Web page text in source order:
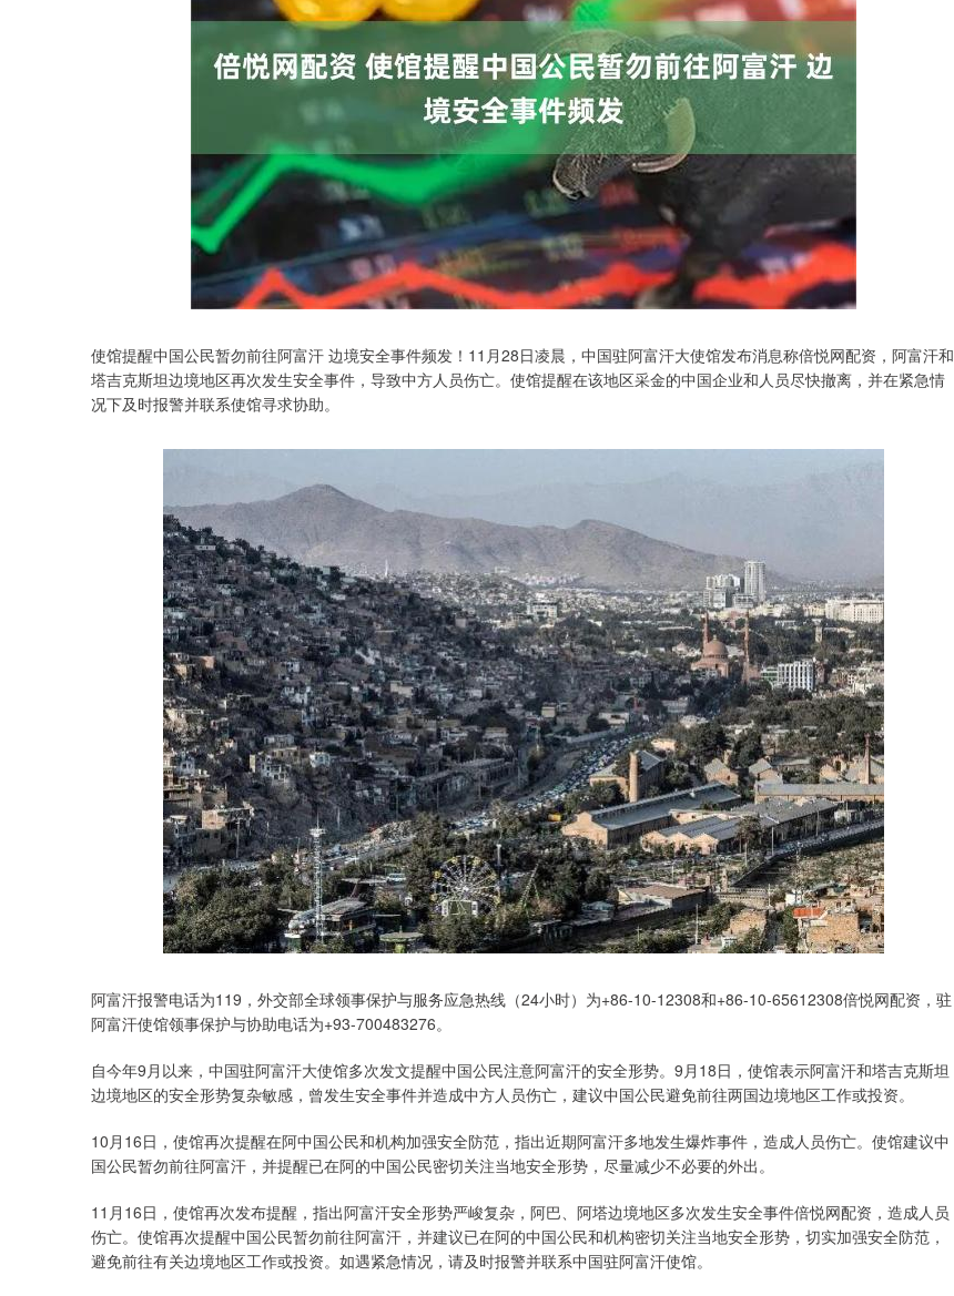
使馆提醒中国公民暂勿前往阿富汗 边境安全事件频发！11月28日凌晨，中国驻阿富汗大使馆发布消息称倍悦网配资，阿富汗和
塔吉克斯坦边境地区再次发生安全事件，导致中方人员伤亡。使馆提醒在该地区采金的中国企业和人员尽快撤离，并在紧急情
况下及时报警并联系使馆寻求协助。
阿富汗报警电话为119，外交部全球领事保护与服务应急热线（24小时）为+86-10-12308和+86-10-65612308倍悦网配资，驻
阿富汗使馆领事保护与协助电话为+93-700483276。
自今年9月以来，中国驻阿富汗大使馆多次发文提醒中国公民注意阿富汗的安全形势。9月18日，使馆表示阿富汗和塔吉克斯坦
边境地区的安全形势复杂敏感，曾发生安全事件并造成中方人员伤亡，建议中国公民避免前往两国边境地区工作或投资。
10月16日，使馆再次提醒在阿中国公民和机构加强安全防范，指出近期阿富汗多地发生爆炸事件，造成人员伤亡。使馆建议中
国公民暂勿前往阿富汗，并提醒已在阿的中国公民密切关注当地安全形势，尽量减少不必要的外出。
11月16日，使馆再次发布提醒，指出阿富汗安全形势严峻复杂，阿巴、阿塔边境地区多次发生安全事件倍悦网配资，造成人员
伤亡。使馆再次提醒中国公民暂勿前往阿富汗，并建议已在阿的中国公民和机构密切关注当地安全形势，切实加强安全防范，
避免前往有关边境地区工作或投资。如遇紧急情况，请及时报警并联系中国驻阿富汗使馆。
1.02% 深证成指 14311.01 200.89 1.42% 沪深300 4694.44 43.13 0.93%